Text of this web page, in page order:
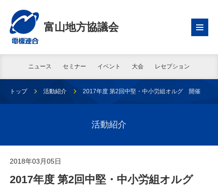
富山地方協議会
ニュース セミナー イベント 大会 レセプション
トップ 活動紹介 2017年度 第2回中堅・中小労組オルグ 開催
活動紹介
2018年03月05日
2017年度 第2回中堅・中小労組オルグ